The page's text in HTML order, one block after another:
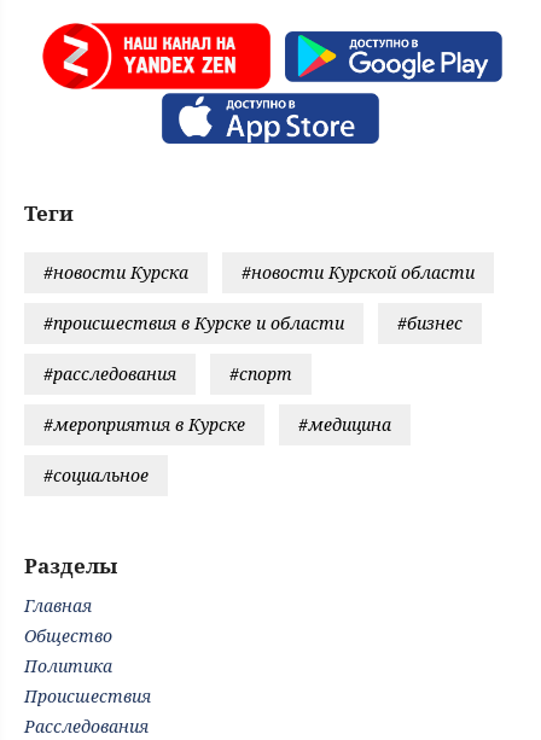
Теги
#новости Курска #новости Курской области
#происшествия в Курске и области #бизнес
#расследования #спорт
#мероприятия в Курске #медицина
#социальное
Разделы
Главная
Общество
Политика
Происшествия
Расследования